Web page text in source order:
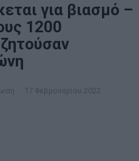
για βιασμό –
1200
17 Φεβρουαρίου 2022